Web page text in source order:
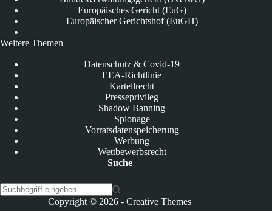
Europäisches Gericht (EuG)
Europäischer Gerichtshof (EuGH)
Weitere Themen
Datenschutz & Covid-19
EEA-Richtlinie
Kartellrecht
Presseprivileg
Shadow Banning
Spionage
Vorratsdatenspeicherung
Werbung
Wettbewerbsrecht
Suche
Copyright © 2026 -Creative Themes